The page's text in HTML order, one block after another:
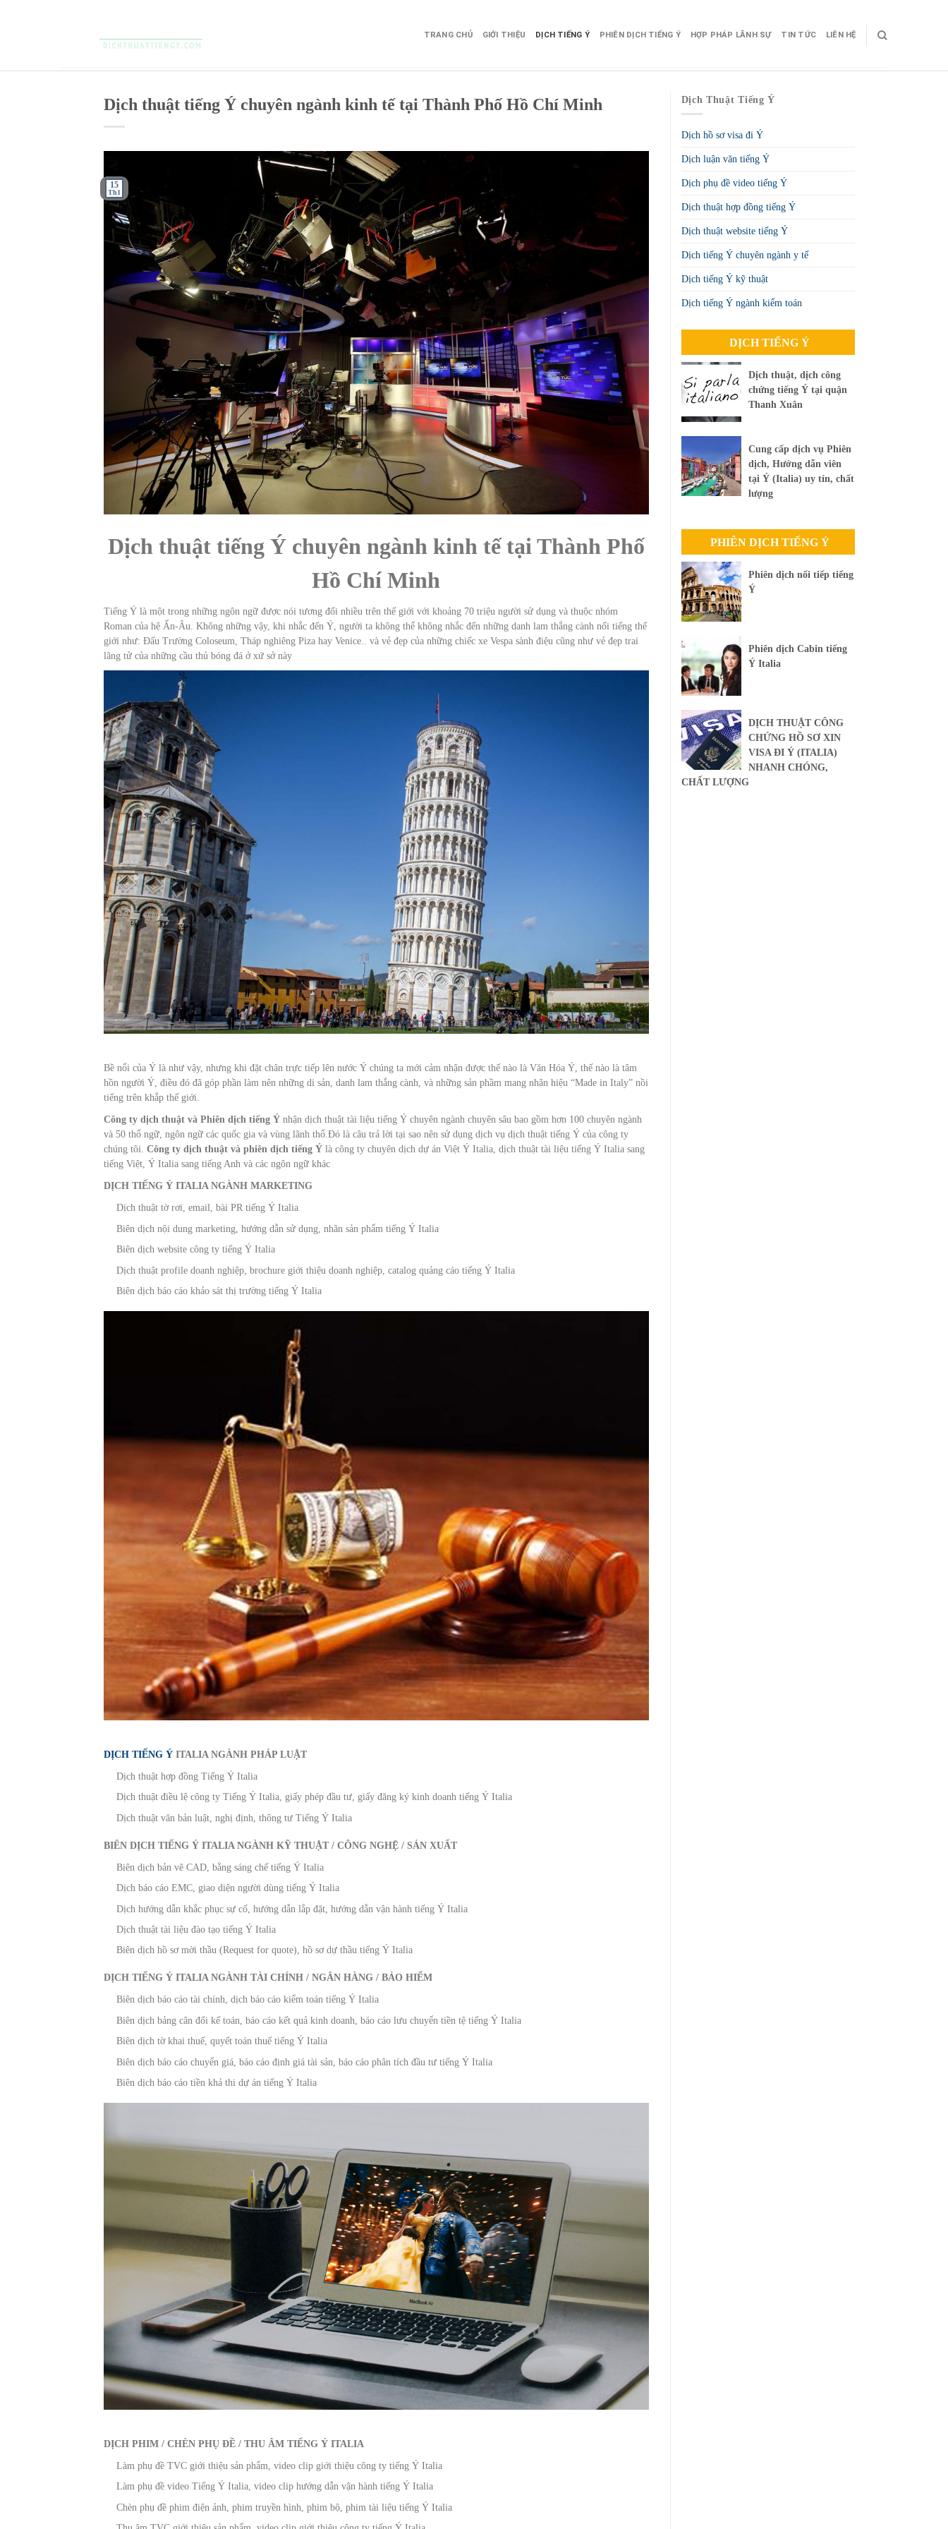
TRANG CHỦ GIỚI THIỆU DỊCH TIẾNG Ý PHIÊN DỊCH TIẾNG Ý HỢP PHÁP LÃNH SỰ TIN TỨC LIÊN HỆ
Dịch thuật tiếng Ý chuyên ngành kinh tế tại Thành Phố Hồ Chí Minh
15
Th1
Dịch thuật tiếng Ý chuyên ngành kinh tế tại Thành Phố
Hồ Chí Minh
Tiếng Ý là một trong những ngôn ngữ được nói tương đối nhiều trên thế giới với khoảng 70 triệu người sử dụng và thuộc nhóm
Roman của hệ Ấn-Âu. Không những vậy, khi nhắc đến Ý, người ta không thể không nhắc đến những danh lam thắng cành nối tiếng thế
giới như: Đấu Trường Coloseum, Tháp nghiêng Piza hay Venice.. và vẻ đẹp của những chiếc xe Vespa sành điệu cũng như vẻ đẹp trai
lãng tử của những cầu thủ bóng đá ở xứ sở này
Bề nổi của Ý là như vậy, nhưng khi đặt chân trực tiếp lên nước Ý chúng ta mới cảm nhận được thế nào là Văn Hóa Ý, thế nào là tâm
hồn người Ý, điều đó đã góp phần làm nên những di sản, danh lam thắng cành, và những sản phầm mang nhãn hiệu “Made in Italy” nồi
tiếng trên khắp thế giới.
Công ty dịch thuật và Phiên dịch tiếng Ý nhận dịch thuật tài liệu tiếng Ý chuyên ngành chuyên sâu bao gồm hơn 100 chuyên ngành
và 50 thổ ngữ, ngôn ngữ các quốc gia và vùng lãnh thổ.Đó là câu trả lời tại sao nên sử dụng dịch vụ dịch thuật tiếng Ý của công ty
chúng tôi. Công ty dịch thuật và phiên dịch tiếng Ý là công ty chuyên dịch dự án Việt Ý Italia, dịch thuật tài liệu tiếng Ý Italia sang
tiếng Việt, Ý Italia sang tiếng Anh và các ngôn ngữ khác
DỊCH TIẾNG Ý ITALIA NGÀNH MARKETING
Dịch thuật tờ rơi, email, bài PR tiếng Ý Italia
Biên dịch nội dung marketing, hướng dẫn sử dụng, nhãn sản phẩm tiếng Ý Italia
Biên dịch website công ty tiếng Ý Italia
Dịch thuật profile doanh nghiệp, brochure giới thiệu doanh nghiệp, catalog quảng cáo tiếng Ý Italia
Biên dịch báo cáo khảo sát thị trường tiếng Ý Italia
DỊCH TIẾNG Ý ITALIA NGÀNH PHÁP LUẬT
Dịch thuật hợp đồng Tiếng Ý Italia
Dịch thuật điều lệ công ty Tiếng Ý Italia, giấy phép đầu tư, giấy đăng ký kinh doanh tiếng Ý Italia
Dịch thuật văn bản luật, nghị định, thông tư Tiếng Ý Italia
BIÊN DỊCH TIẾNG Ý ITALIA NGÀNH KỸ THUẬT / CÔNG NGHỆ / SẢN XUẤT
Biên dịch bản vẽ CAD, bằng sáng chế tiếng Ý Italia
Dịch báo cáo EMC, giao diện người dùng tiếng Ý Italia
Dịch hướng dẫn khắc phục sự cố, hướng dẫn lắp đặt, hướng dẫn vận hành tiếng Ý Italia
Dịch thuật tài liệu đào tạo tiếng Ý Italia
Biên dịch hồ sơ mời thầu (Request for quote), hồ sơ dự thầu tiếng Ý Italia
DỊCH TIẾNG Ý ITALIA NGÀNH TÀI CHÍNH / NGÂN HÀNG / BẢO HIỂM
Biên dịch báo cáo tài chính, dịch báo cáo kiểm toán tiếng Ý Italia
Biên dịch bảng cân đối kế toán, báo cáo kết quả kinh doanh, báo cáo lưu chuyển tiền tệ tiếng Ý Italia
Biên dịch tờ khai thuế, quyết toán thuế tiếng Ý Italia
Biên dịch báo cáo chuyển giá, báo cáo định giá tài sản, báo cáo phân tích đầu tư tiếng Ý Italia
Biên dịch báo cáo tiền khả thi dự án tiếng Ý Italia
DỊCH PHIM / CHÈN PHỤ ĐỀ / THU ÂM TIẾNG Ý ITALIA
Làm phụ đề TVC giới thiệu sản phẩm, video clip giới thiệu công ty tiếng Ý Italia
Làm phụ đề video Tiếng Ý Italia, video clip hướng dẫn vận hành tiếng Ý Italia
Chèn phụ đề phim điện ảnh, phim truyền hình, phim bộ, phim tài liệu tiếng Ý Italia
Dịch Thuật Tiếng Ý
Dịch hồ sơ visa đi Ý
Dịch luận văn tiếng Ý
Dịch phụ đề video tiếng Ý
Dịch thuật hợp đồng tiếng Ý
Dịch thuật website tiếng Ý
Dịch tiếng Ý chuyên ngành y tế
Dịch tiếng Ý kỹ thuật
Dịch tiếng Ý ngành kiểm toán
DỊCH TIẾNG Ý
Dịch thuật, dịch công
chứng tiếng Ý tại quận
Thanh Xuân
Cung cấp dịch vụ Phiên
dịch, Hướng dẫn viên
tại Ý (Italia) uy tín, chất
lượng
PHIÊN DỊCH TIẾNG Ý
Phiên dịch nối tiếp tiếng
Ý
Phiên dịch Cabin tiếng
Ý Italia
DỊCH THUẬT CÔNG
CHỨNG HỒ SƠ XIN
VISA ĐI Ý (ITALIA)
NHANH CHÓNG,
CHẤT LƯỢNG